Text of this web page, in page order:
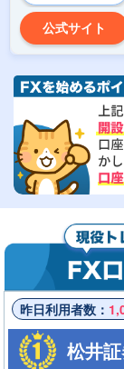
公式サイト
昨日利用者数：
松井